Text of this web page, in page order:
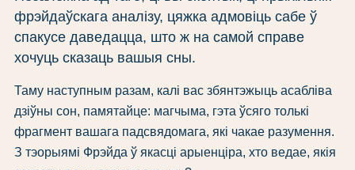
фрэйдаўскага аналізу, цяжка адмовіць сабе ў
спакусе даведацца, што ж на самой справе
хочуць сказаць вашыя сны.
Таму наступным разам, калі вас збянтэжыць асабліва
дзіўны сон, памятайце: магчыма, гэта ўсяго толькі
фрагмент вашага падсвядомага, які чакае разумення.
З тэорыямі Фрэйда ў якасці арыенціра, хто ведае, якія